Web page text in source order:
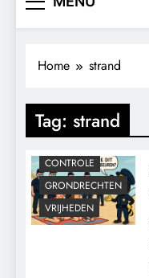
Home strand
Tag: strand
CONTROLE
GRONDRECHTEN
VRIJHEDEN